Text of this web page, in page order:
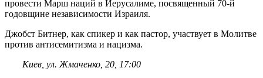
провести Марш наций в Иерусалиме, посвященный 70-й
годовщине независимости Израиля.
Джобст Битнер, как спикер и как пастор, участвует в Молитве
против антисемитизма и нацизма.
Киев, ул. Жмаченко, 20, 17:00